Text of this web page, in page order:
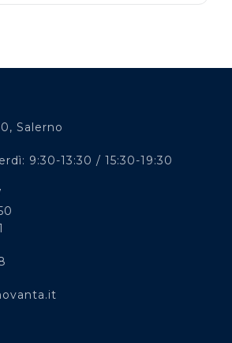
Salerno
9:30-13:30 / 15:30-19:30